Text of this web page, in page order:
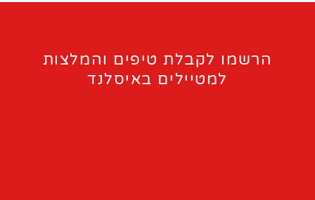
הרשמו לקבלת טיפים והמלצות
למטיילים באיסלנד